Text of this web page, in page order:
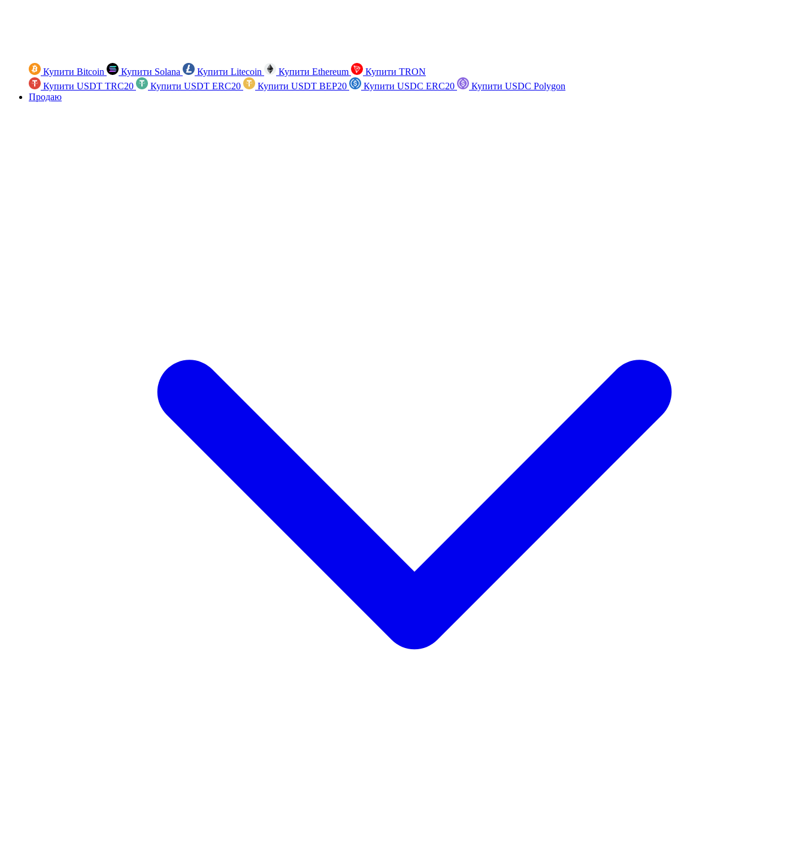
Купити Bitcoin Купити Solana Купити Litecoin Купити Ethereum
Купити TRON
Купити USDT TRC20
Купити USDT ERC20 Купити USDT BEP20 Купити USDC ERC20
Купити USDC Polygon
Продаю